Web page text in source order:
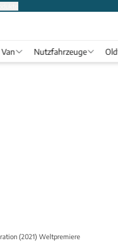
Van Nutzfahrzeuge
(2021) Weltpremiere